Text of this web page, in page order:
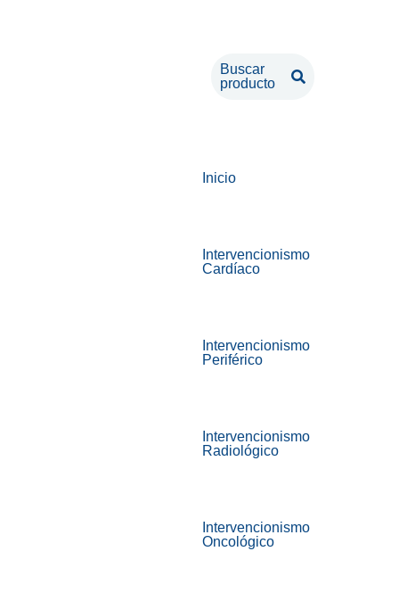
Buscar
producto
Inicio
Intervencionismo
Cardíaco
Intervencionismo
Periférico
Intervencionismo
Radiológico
Intervencionismo
Oncológico